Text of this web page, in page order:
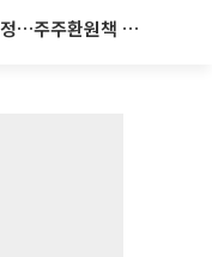
SK하이닉스, 분기배당 375원 확정…주주환원책 9월로 앞당겨 발표